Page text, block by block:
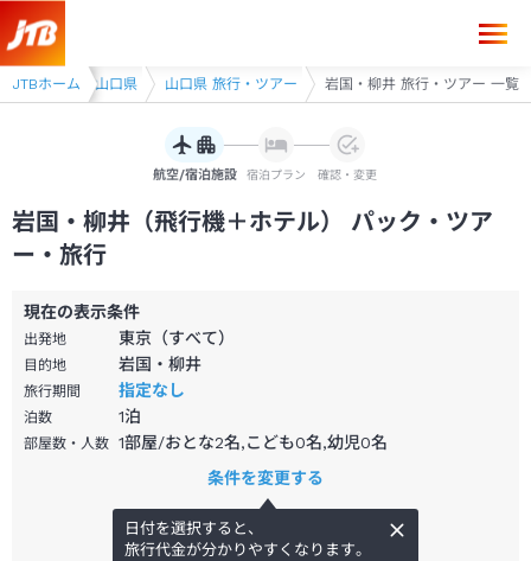
JTBホーム
中国 山口県 山口県 旅行・ツアー 岩国・柳井 旅行・ツアー 一覧
航空/宿泊施設 宿泊プラン 確認・変更
岩国・柳井（飛行機＋ホテル） パック・ツア
ー・旅行
現在の表示条件
出発地 東京（すべて）
目的地 岩国・柳井
旅行期間 指定なし
泊数 1泊
部屋数・人数 1部屋/おとな2名,こども0名,幼児0名
条件を変更する
日付を選択すると、
旅行代金が分かりやすくなります。